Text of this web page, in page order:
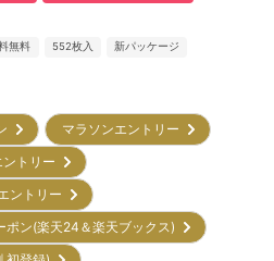
無料 552枚入 新パッケージ
マラソンエントリー
ントリー
ントリー
ポン(楽天24＆楽天ブックス)